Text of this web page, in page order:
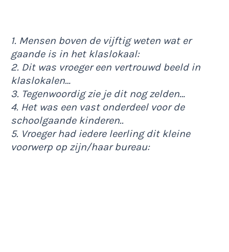
1. Mensen boven de vijftig weten wat er
gaande is in het klaslokaal:
2. Dit was vroeger een vertrouwd beeld in
klaslokalen…
3. Tegenwoordig zie je dit nog zelden…
4. Het was een vast onderdeel voor de
schoolgaande kinderen..
5. Vroeger had iedere leerling dit kleine
voorwerp op zijn/haar bureau: